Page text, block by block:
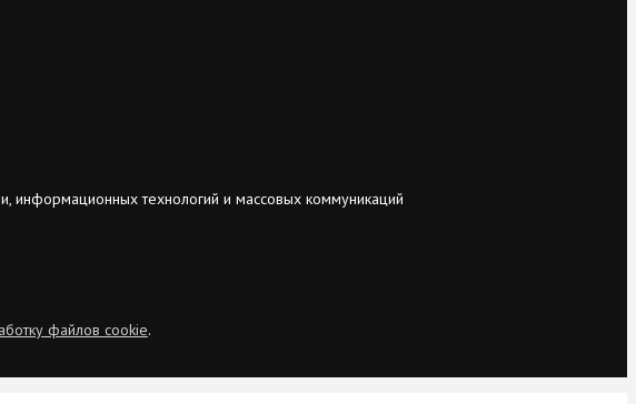
технологий и массовых коммуникаций
файлов cookie.